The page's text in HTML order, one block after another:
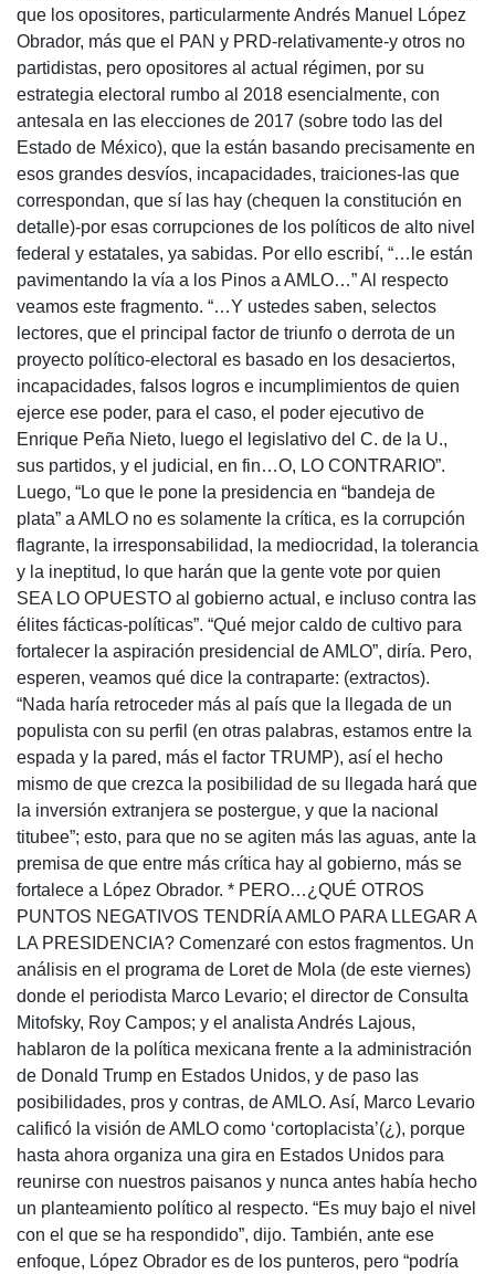
que los opositores, particularmente Andrés Manuel López
Obrador, más que el PAN y PRD-relativamente-y otros no
partidistas, pero opositores al actual régimen, por su
estrategia electoral rumbo al 2018 esencialmente, con
antesala en las elecciones de 2017 (sobre todo las del
Estado de México), que la están basando precisamente en
esos grandes desvíos, incapacidades, traiciones-las que
correspondan, que sí las hay (chequen la constitución en
detalle)-por esas corrupciones de los políticos de alto nivel
federal y estatales, ya sabidas. Por ello escribí, “…le están
pavimentando la vía a los Pinos a AMLO…” Al respecto
veamos este fragmento. “…Y ustedes saben, selectos
lectores, que el principal factor de triunfo o derrota de un
proyecto político-electoral es basado en los desaciertos,
incapacidades, falsos logros e incumplimientos de quien
ejerce ese poder, para el caso, el poder ejecutivo de
Enrique Peña Nieto, luego el legislativo del C. de la U.,
sus partidos, y el judicial, en fin…O, LO CONTRARIO”.
Luego, “Lo que le pone la presidencia en “bandeja de
plata” a AMLO no es solamente la crítica, es la corrupción
flagrante, la irresponsabilidad, la mediocridad, la tolerancia
y la ineptitud, lo que harán que la gente vote por quien
SEA LO OPUESTO al gobierno actual, e incluso contra las
élites fácticas-políticas”. “Qué mejor caldo de cultivo para
fortalecer la aspiración presidencial de AMLO”, diría. Pero,
esperen, veamos qué dice la contraparte: (extractos).
“Nada haría retroceder más al país que la llegada de un
populista con su perfil (en otras palabras, estamos entre la
espada y la pared, más el factor TRUMP), así el hecho
mismo de que crezca la posibilidad de su llegada hará que
la inversión extranjera se postergue, y que la nacional
titubee”; esto, para que no se agiten más las aguas, ante la
premisa de que entre más crítica hay al gobierno, más se
fortalece a López Obrador. * PERO…¿QUÉ OTROS
PUNTOS NEGATIVOS TENDRÍA AMLO PARA LLEGAR A
LA PRESIDENCIA? Comenzaré con estos fragmentos. Un
análisis en el programa de Loret de Mola (de este viernes)
donde el periodista Marco Levario; el director de Consulta
Mitofsky, Roy Campos; y el analista Andrés Lajous,
hablaron de la política mexicana frente a la administración
de Donald Trump en Estados Unidos, y de paso las
posibilidades, pros y contras, de AMLO. Así, Marco Levario
calificó la visión de AMLO como ‘cortoplacista’(¿), porque
hasta ahora organiza una gira en Estados Unidos para
reunirse con nuestros paisanos y nunca antes había hecho
un planteamiento político al respecto. “Es muy bajo el nivel
con el que se ha respondido”, dijo. También, ante ese
enfoque, López Obrador es de los punteros, pero “podría